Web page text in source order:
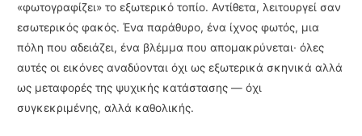
«φωτογραφίζει» το εξωτερικό τοπίο. Αντίθετα, λειτουργεί σαν
εσωτερικός φακός. Ένα παράθυρο, ένα ίχνος φωτός, μια
πόλη που αδειάζει, ένα βλέμμα που απομακρύνεται∙ όλες
αυτές οι εικόνες αναδύονται όχι ως εξωτερικά σκηνικά αλλά
ως μεταφορές της ψυχικής κατάστασης — όχι
συγκεκριμένης, αλλά καθολικής.